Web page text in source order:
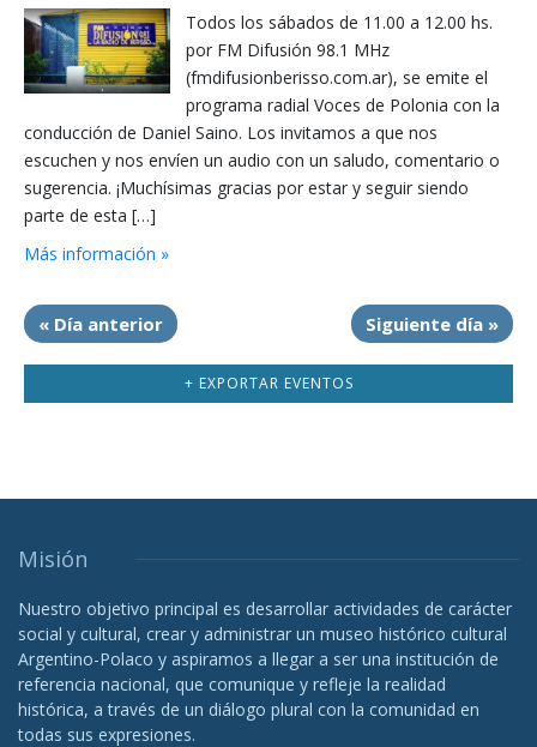
Todos los sábados de 11.00 a 12.00 hs.
por FM Difusión 98.1 MHz
(fmdifusionberisso.com.ar), se emite el
programa radial Voces de Polonia con la
conducción de Daniel Saino. Los invitamos a que nos
escuchen y nos envíen un audio con un saludo, comentario o
sugerencia. ¡Muchísimas gracias por estar y seguir siendo
parte de esta […]
Más información »
« Día anterior Siguiente día »
+ EXPORTAR EVENTOS
Misión
Nuestro objetivo principal es desarrollar actividades de carácter
social y cultural, crear y administrar un museo histórico cultural
Argentino-Polaco y aspiramos a llegar a ser una institución de
referencia nacional, que comunique y refleje la realidad
histórica, a través de un diálogo plural con la comunidad en
todas sus expresiones.